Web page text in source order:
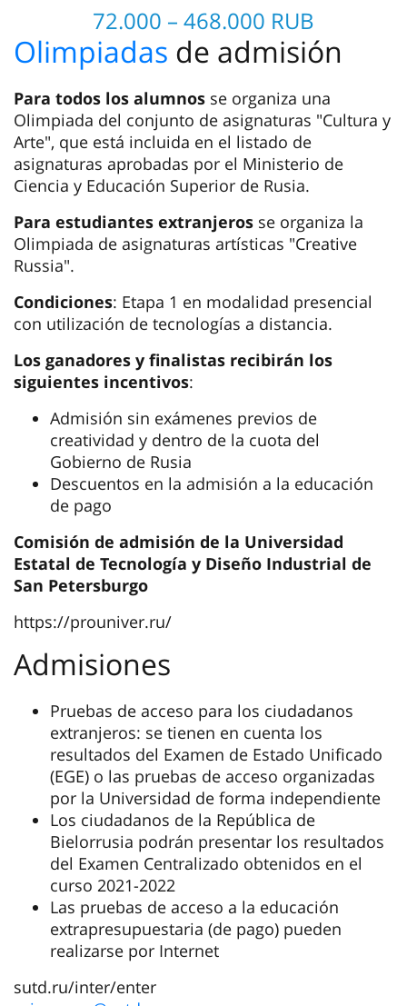
72.000 – 468.000 RUB
Olimpiadas de admisión
Para todos los alumnos se organiza una
Olimpiada del conjunto de asignaturas "Cultura y
Arte", que está incluida en el listado de
asignaturas aprobadas por el Ministerio de
Ciencia y Educación Superior de Rusia.
Para estudiantes extranjeros se organiza la
Olimpiada de asignaturas artísticas "Creative
Russia".
Condiciones: Etapa 1 en modalidad presencial
con utilización de tecnologías a distancia.
Los ganadores y finalistas recibirán los
siguientes incentivos:
Admisión sin exámenes previos de
creatividad y dentro de la cuota del
Gobierno de Rusia
Descuentos en la admisión a la educación
de pago
Comisión de admisión de la Universidad
Estatal de Tecnología y Diseño Industrial de
San Petersburgo
https://prouniver.ru/
Admisiones
Pruebas de acceso para los ciudadanos
extranjeros: se tienen en cuenta los
resultados del Examen de Estado Unificado
(EGE) o las pruebas de acceso organizadas
por la Universidad de forma independiente
Los ciudadanos de la República de
Bielorrusia podrán presentar los resultados
del Examen Centralizado obtenidos en el
curso 2021-2022
Las pruebas de acceso a la educación
extrapresupuestaria (de pago) pueden
realizarse por Internet
sutd.ru/inter/enter